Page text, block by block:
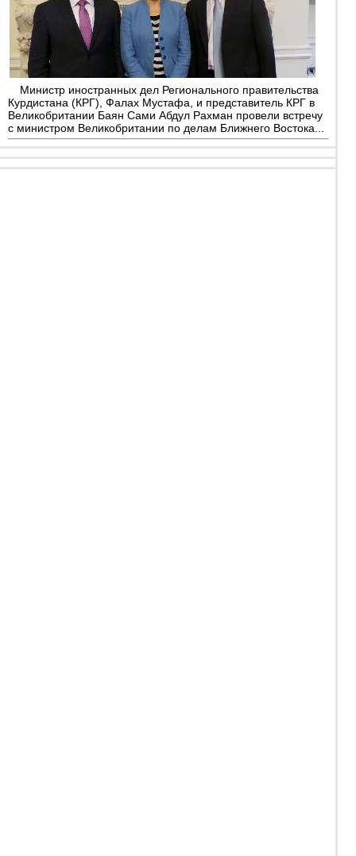
Министр иностранных дел Регионального правительства
Курдистана (КРГ), Фалах Мустафа, и представитель КРГ в
Великобритании Баян Сами Абдул Рахман провели встречу
с министром Великобритании по делам Ближнего Востока...